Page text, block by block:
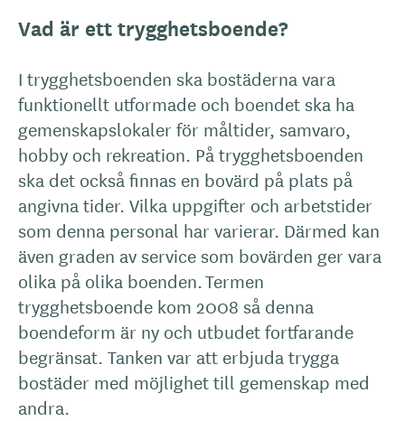
Vad är ett trygghetsboende?
I trygghetsboenden ska bostäderna vara
funktionellt utformade och boendet ska ha
gemenskapslokaler för måltider, samvaro,
hobby och rekreation. På trygghetsboenden
ska det också finnas en bovärd på plats på
angivna tider. Vilka uppgifter och arbetstider
som denna personal har varierar. Därmed kan
även graden av service som bovärden ger vara
olika på olika boenden. Termen
trygghetsboende kom 2008 så denna
boendeform är ny och utbudet fortfarande
begränsat. Tanken var att erbjuda trygga
bostäder med möjlighet till gemenskap med
andra.